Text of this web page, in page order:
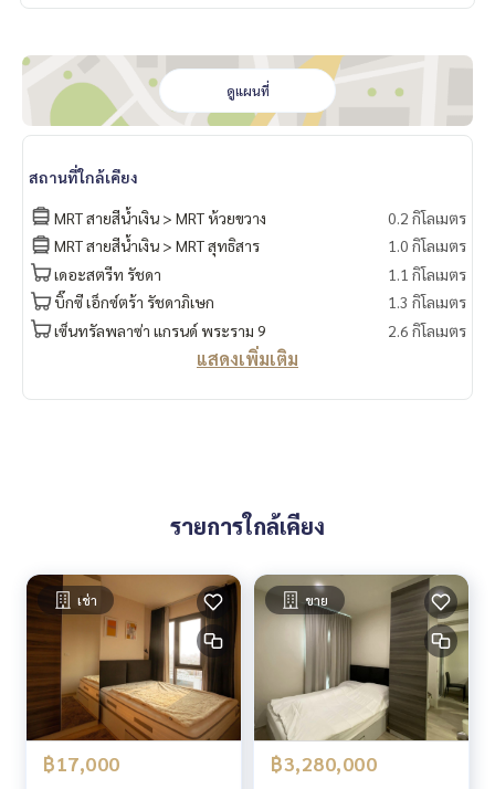
You can inbox or dm to ask more information, It’s my pleas
ure to give.
Tel :
093-943-4388
What App+6693-943-4388
LINE ID : @BPP2019
-
#Jame"
ดูแผนที่
สถานที่ใกล้เคียง
MRT สายสีน้ำเงิน > MRT ห้วยขวาง
0.2 กิโลเมตร
MRT สายสีน้ำเงิน > MRT สุทธิสาร
1.0 กิโลเมตร
เดอะสตรีท รัชดา
1.1 กิโลเมตร
บิ๊กซี เอ็กซ์ตร้า รัชดาภิเษก
1.3 กิโลเมตร
เซ็นทรัลพลาซ่า แกรนด์ พระราม 9
2.6 กิโลเมตร
แสดงเพิ่มเติม
รายการใกล้เคียง
เช่า
฿17,000
ขาย
฿3,280,000